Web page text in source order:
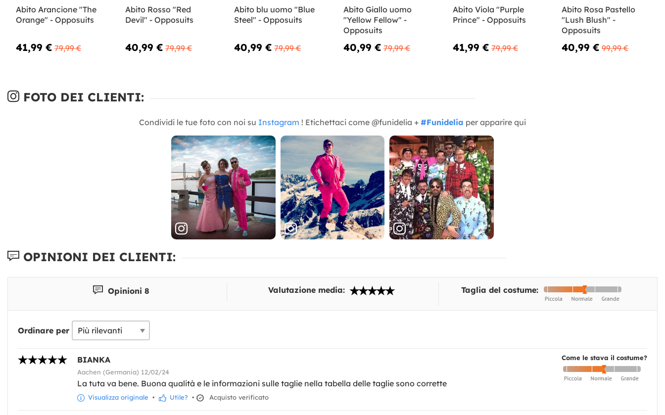
Abito Arancione "The
Orange" - Opposuits
41,99 € 79,99 €
Abito Rosso "Red
Devil" - Opposuits
40,99 € 79,99 €
Abito blu uomo "Blue
Steel" - Opposuits
40,99 € 79,99 €
Abito Giallo uomo
"Yellow Fellow" -
Opposuits
40,99 € 79,99 €
Abito Viola "Purple
Prince" - Opposuits
41,99 € 79,99 €
Abito Rosa Pastello
"Lush Blush" -
Opposuits
40,99 € 99,99 €
FOTO DEI CLIENTI:
Condividi le tue foto con noi su Instagram ! Etichettaci come @funidelia + #Funidelia per apparire qui
OPINIONI DEI CLIENTI:
Opinioni 8 Valutazione media: Taglia del costume:
Ordinare per
Come le stava il costume?
BIANKA
Aachen (Germania) 12/02/24
La tuta va bene. Buona qualità e le informazioni sulle taglie nella tabella delle taglie sono corrette
Visualizza originale • Utile? • Acquisto verificato